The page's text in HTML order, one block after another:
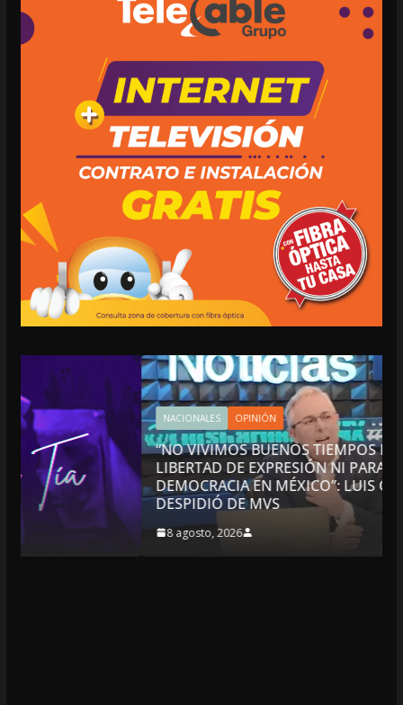
NACIONALES OPINIÓN
“NO VIVIMOS BUENOS TIEMPOS PARA LA
LIBERTAD DE EXPRESIÓN NI PARA LA
DEMOCRACIA EN MÉXICO”: LUIS CÁRDENAS; SE
DESPIDIÓ DE MVS
8 agosto, 2026